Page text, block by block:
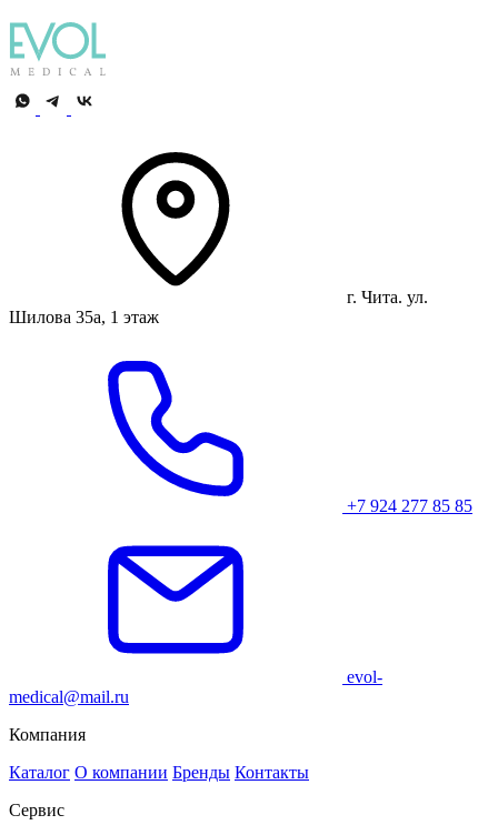
г. Чита. ул.
Шилова 35а, 1 этаж
+7 924 277 85 85
evol-
medical@mail.ru
Компания
Каталог О компании Бренды Контакты
Сервис